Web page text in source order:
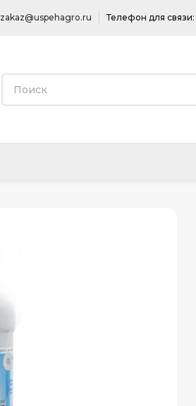
zakaz@uspehagro.ru Телефон для связи: